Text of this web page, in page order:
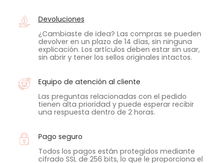
Devoluciones
¿Cambiaste de idea? Las compras se pueden
devolver en un plazo de 14 días, sin ninguna
explicación. Los artículos deben estar sin usar,
sin abrir y tener los sellos originales intactos.
Equipo de atención al cliente
Las preguntas relacionadas con el pedido
tienen alta prioridad y puede esperar recibir
una respuesta dentro de 2 horas.
Pago seguro
Todos los pagos están protegidos mediante
cifrado SSL de 256 bits, lo que le proporciona el